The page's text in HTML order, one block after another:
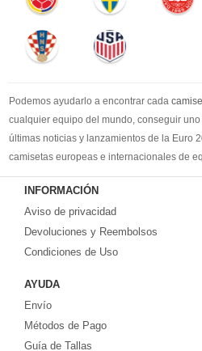
Podemos ayudarlo a encontrar cada
cualquier equipo del mundo, conseguir
últimas noticias y lanzamientos de la Euro
camisetas europeas e internacionales de
Comprecamisetas de futbol baratasen la
Europa. ¡Grandes ofertas en todas las
europeos e internacionales, todo a los
Compre nuestra gran selección de
equipaciones, camisetas y un portero a
INFORMACIÓN
Aviso de privacidad
Devoluciones y Reembolsos
Condiciones de Uso
AYUDA
Envío
Métodos de Pago
Guía de Tallas